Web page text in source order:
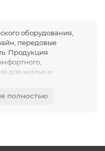
оборудования,
передовые
Продукция
для жилых и
бренда
полностью